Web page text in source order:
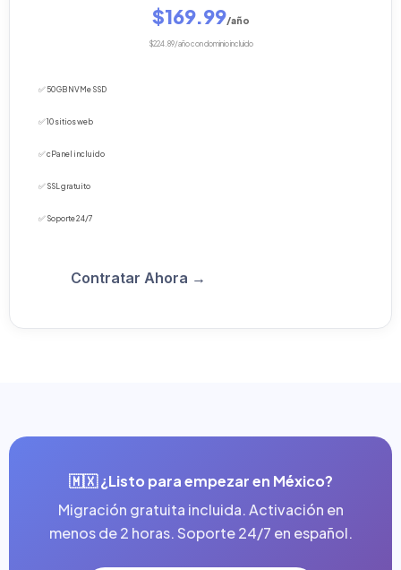
$169.99/año
$224.89/año con dominio incluido
✅ 50 GB NVMe SSD
✅ 10 sitios web
✅ cPanel incluido
✅ SSL gratuito
✅ Soporte 24/7
Contratar Ahora →
🇲🇽 ¿Listo para empezar en México?
Migración gratuita incluida. Activación en
menos de 2 horas. Soporte 24/7 en español.